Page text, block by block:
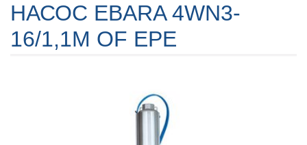
НАСОС EBARA 4WN3-
16/1,1M OF EPE